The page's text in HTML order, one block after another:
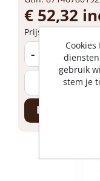
€ 52,32
Prijs per 1 stuk
-
Bestel nu!
gebruik
stem je